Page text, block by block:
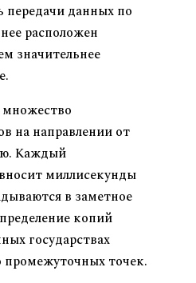
передачи данных по
расположен
значительнее
множество
на направлении от
Каждый
миллисекунды
в заметное
копий
государствах
промежуточных точек.